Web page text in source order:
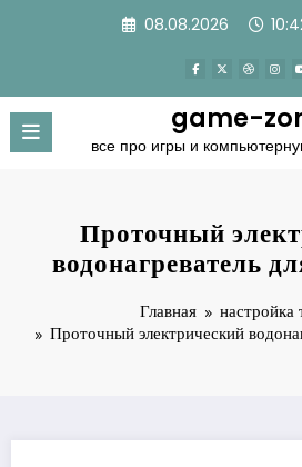
08.08.2026
game-
все про игры и
Проточный
водонагреватель
Главная
настройка
Проточный электрический